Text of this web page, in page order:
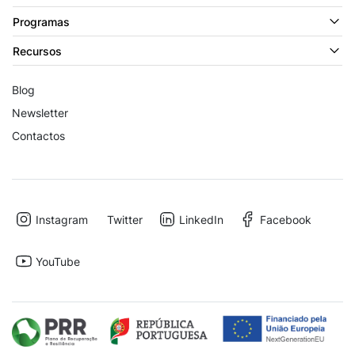
Programas
Recursos
Blog
Newsletter
Contactos
Instagram Twitter LinkedIn Facebook
YouTube